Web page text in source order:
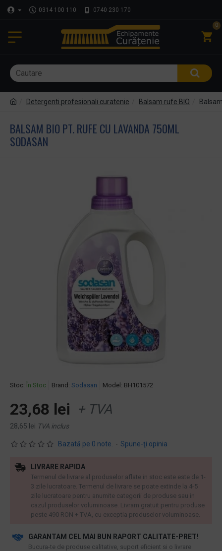
0314 100 110 0740 230 170
0
Detergenti profesionali curatenie Balsam rufe BIO
BALSAM BIO PT. RUFE CU LAVANDA 750ML
SODASAN
Stoc: În Stoc Brand: Sodasan Model: BH101572
Bazată pe 0 note. - Spune-ţi opinia
23,68 lei + TVA
28,65 lei TVA inclus
GARANTAM CEL MAI BUN RAPORT CALITATE-PRET!
​Bucura-te de produse calitative, suport eficient si o livrare
LIVRARE RAPIDA
Termenul de livrare al produselor aflate in stoc este este de 1-
3 zile lucratoare. Termenul de livrare se poate extinde la 4-5
zile lucratoare pentru anumite categorii de produse sau in
cazul produselor voluminoase. Livram gratuit pentru produse
peste 490 RON + TVA, cu exceptia produselor voluminoase.